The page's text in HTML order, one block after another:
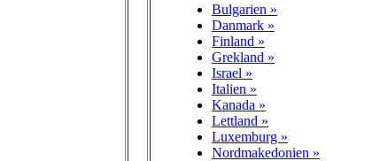
Bulgarien »
Danmark »
Finland »
Grekland »
Israel »
Italien »
Kanada »
Lettland »
Luxemburg »
Nordmakedonien »